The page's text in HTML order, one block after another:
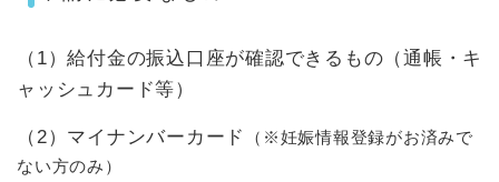
（1）給付金の振込口座が確認できるもの（通帳・キ
ャッシュカード等）
（2）マイナンバーカード
（※妊娠情報登録がお済みで
ない方のみ）​